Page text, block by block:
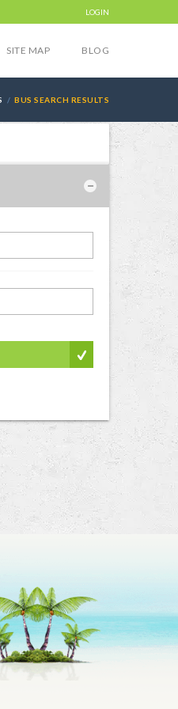
LOGIN
SITE MAP BLOG
BUS SEARCH RESULTS